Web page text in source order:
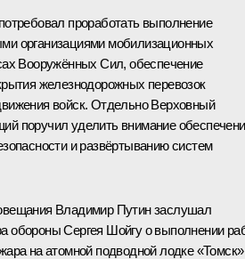
проработать выполнение
организациями мобилизационных
Вооружённых Сил, обеспечение
железнодорожных перевозок
войск. Отдельно Верховный
поручил уделить внимание
и развёртыванию систем
Владимир Путин заслушал
обороныСергея Шойгуо выполнении
на атомной подводной лодке «Томск»